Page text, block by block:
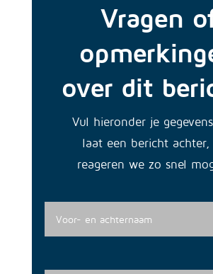
Vragen
over dit
Vul hieronder je
laat een bericht achter,
reageren we zo snel